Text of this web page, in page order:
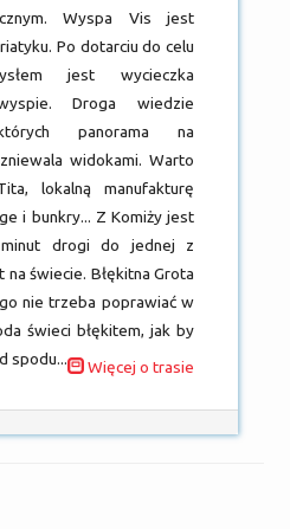
Wyspa Vis jest
Po dotarciu do celu
jest wycieczka
Droga wiedzie
panorama na
widokami. Warto
lokalną manufakturę
i bunkry... Z Komiży jest
drogi do jednej z
na świecie. Błękitna Grota
nie trzeba poprawiać w
świeci błękitem, jak by
spodu...
Więcej o trasie